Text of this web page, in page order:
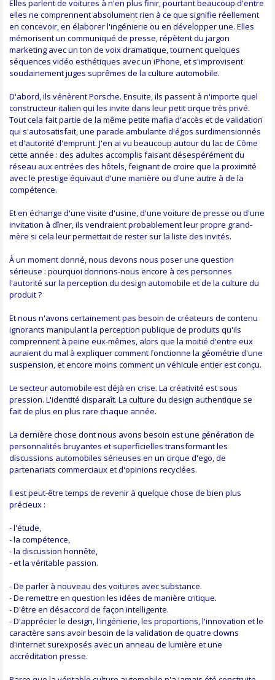
Elles parlent de voitures à n'en plus finir, pourtant beaucoup d'entre
elles ne comprennent absolument rien à ce que signifie réellement
en concevoir, en élaborer l'ingénierie ou en développer une. Elles
mémorisent un communiqué de presse, répètent du jargon
marketing avec un ton de voix dramatique, tournent quelques
séquences vidéo esthétiques avec un iPhone, et s'improvisent
soudainement juges suprêmes de la culture automobile.
D'abord, ils vénèrent Porsche. Ensuite, ils passent à n'importe quel
constructeur italien qui les invite dans leur petit cirque très privé.
Tout cela fait partie de la même petite mafia d'accès et de validation
qui s'autosatisfait, une parade ambulante d'égos surdimensionnés
et d'autorité d'emprunt. J'en ai vu beaucoup autour du lac de Côme
cette année : des adultes accomplis faisant désespérément du
réseau aux entrées des hôtels, feignant de croire que la proximité
avec le prestige équivaut d'une manière ou d'une autre à de la
compétence.
Et en échange d'une visite d'usine, d'une voiture de presse ou d'une
invitation à dîner, ils vendraient probablement leur propre grand-
mère si cela leur permettait de rester sur la liste des invités.
À un moment donné, nous devons nous poser une question
sérieuse : pourquoi donnons-nous encore à ces personnes
l'autorité sur la perception du design automobile et de la culture du
produit ?
Et nous n'avons certainement pas besoin de créateurs de contenu
ignorants manipulant la perception publique de produits qu'ils
comprennent à peine eux-mêmes, alors que la moitié d'entre eux
auraient du mal à expliquer comment fonctionne la géométrie d'une
suspension, et encore moins comment un véhicule entier est conçu.
Le secteur automobile est déjà en crise. La créativité est sous
pression. L'identité disparaît. La culture du design authentique se
fait de plus en plus rare chaque année.
La dernière chose dont nous avons besoin est une génération de
personnalités bruyantes et superficielles transformant les
discussions automobiles sérieuses en un cirque d'ego, de
partenariats commerciaux et d'opinions recyclées.
Il est peut-être temps de revenir à quelque chose de bien plus
précieux :
- l'étude,
- la compétence,
- la discussion honnête,
- et la véritable passion.
- De parler à nouveau des voitures avec substance.
- De remettre en question les idées de manière critique.
- D'être en désaccord de façon intelligente.
- D'apprécier le design, l'ingénierie, les proportions, l'innovation et le
caractère sans avoir besoin de la validation de quatre clowns
d'internet surexposés avec un anneau de lumière et une
accréditation presse.